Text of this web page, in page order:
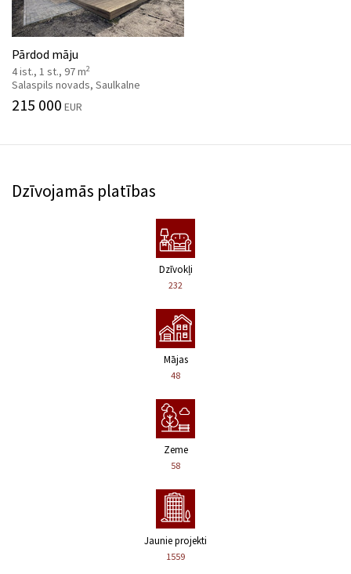
Pārdod māju
4 ist., 1 st., 97 m2
Salaspils novads, Saulkalne
215 000 EUR
Dzīvojamās platības
Dzīvokļi
232
Mājas
48
Zeme
58
Jaunie projekti
1559